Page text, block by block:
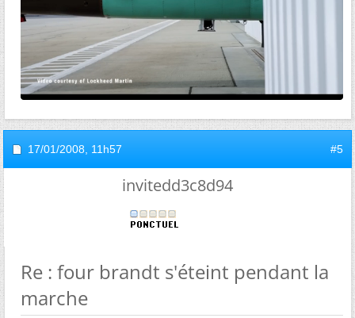
17/01/2008, 11h57 #5
invitedd3c8d94
Re : four brandt s'éteint pendant la
marche